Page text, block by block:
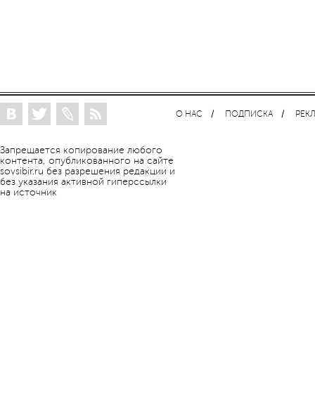
Запрещается копирование любого
контента, опубликованного на сайте
sovsibir.ru без разрешения редакции и
без указания активной гиперссылки
на источник
О НАС ПОДПИСКА